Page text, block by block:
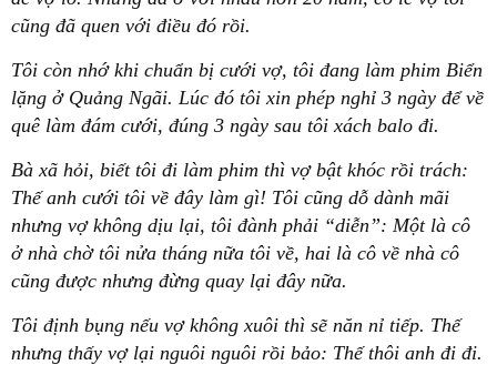
cũng đã quen với điều đó rồi.
Tôi còn nhớ khi chuẩn bị cưới vợ, tôi đang làm phim Biển
lặng ở Quảng Ngãi. Lúc đó tôi xin phép nghỉ 3 ngày để về
quê làm đám cưới, đúng 3 ngày sau tôi xách balo đi.
Bà xã hỏi, biết tôi đi làm phim thì vợ bật khóc rồi trách:
Thế anh cưới tôi về đây làm gì! Tôi cũng dỗ dành mãi
nhưng vợ không dịu lại, tôi đành phải “diễn”: Một là cô
ở nhà chờ tôi nửa tháng nữa tôi về, hai là cô về nhà cô
cũng được nhưng đừng quay lại đây nữa.
Tôi định bụng nếu vợ không xuôi thì sẽ năn nỉ tiếp. Thế
nhưng thấy vợ lại nguôi nguôi rồi bảo: Thế thôi anh đi đi.